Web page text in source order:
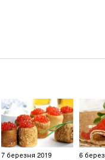
7 березня 2019 6